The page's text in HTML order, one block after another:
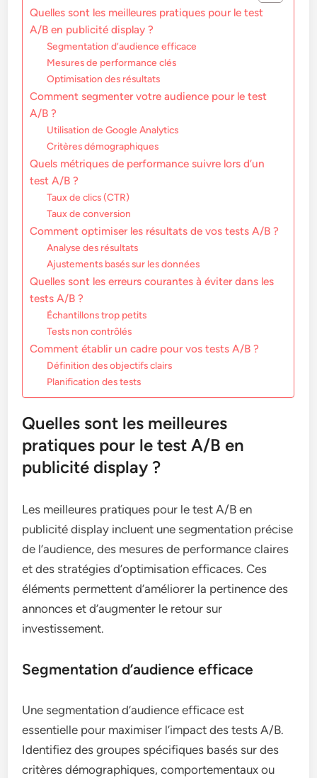
Quelles sont les meilleures pratiques pour le test
A/B en publicité display ?
Segmentation d’audience efficace
Mesures de performance clés
Optimisation des résultats
Comment segmenter votre audience pour le test
A/B ?
Utilisation de Google Analytics
Critères démographiques
Quels métriques de performance suivre lors d’un
test A/B ?
Taux de clics (CTR)
Taux de conversion
Comment optimiser les résultats de vos tests A/B ?
Analyse des résultats
Ajustements basés sur les données
Quelles sont les erreurs courantes à éviter dans les
tests A/B ?
Échantillons trop petits
Tests non contrôlés
Comment établir un cadre pour vos tests A/B ?
Définition des objectifs clairs
Planification des tests
Quelles sont les meilleures
pratiques pour le test A/B en
publicité display ?
Les meilleures pratiques pour le test A/B en
publicité display incluent une segmentation précise
de l’audience, des mesures de performance claires
et des stratégies d’optimisation efficaces. Ces
éléments permettent d’améliorer la pertinence des
annonces et d’augmenter le retour sur
investissement.
Segmentation d’audience efficace
Une segmentation d’audience efficace est
essentielle pour maximiser l’impact des tests A/B.
Identifiez des groupes spécifiques basés sur des
critères démographiques, comportementaux ou